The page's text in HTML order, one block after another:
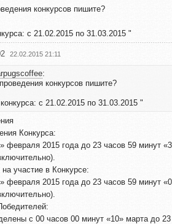
конкурсов пишите?
с 21.02.2015 по 31.03.2015 "
22.02.2015 21:11
:
конкурсов пишите?
с 21.02.2015 по 31.03.2015 "
Конкурса:
февраля 2015 года до 23 часов 59 минут
участие в Конкурсе:
февраля 2015 года до 23 часов 59 минут
с 00 часов 00 минут «10» марта до